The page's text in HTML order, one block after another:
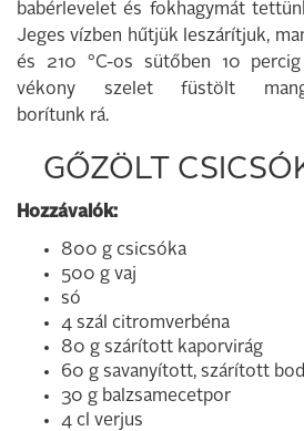
babérlevelet és fokhagymát
Jeges vízben hűtjük leszárítjuk,
és 210 °C-os sütőben 10
vékony szelet füstölt
borítunk rá.
GŐZÖLT
Hozzávalók:
800 g csicsóka
500 g vaj
só
4 szál citromverbéna
80 g szárított kaporvirág
60 g savanyított, szárított
30 g balzsamecetpor
4 cl verjus